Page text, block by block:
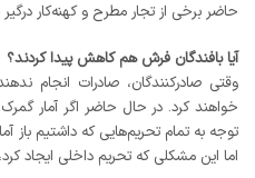
حاضر برخی از تجار مطرح و کهنه‌کار
آیا بافندگان فرش هم کاهش پیدا کردند؟
وقتی صادرکنندگان، صادرات انجام
خواهند کرد. در حال حاضر اگر آمار
اما این مشکلی که تحریم داخلی ایجاد کرد، صادرات را به۶۰